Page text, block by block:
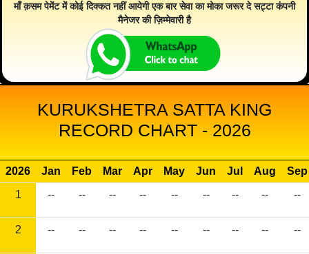
माँ क़सम पेमेंट में कोई दिक्कत नहीं आयेगी एक बार सेवा का मोका जरूर दे सट्टा कंपनी
मैनेजर की ज़िम्मेवारी है
KURUKSHETRA SATTA KING
RECORD CHART - 2026
2026 Jan Feb Mar Apr May Jun Jul Aug
Sep
1
-- -- -- -- -- -- -- -- --
2 -- -- -- -- -- -- -- -- --